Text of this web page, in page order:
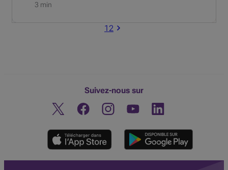
3 min
1 2
Suivez-nous sur
Twitter FacebookInstagramDécouvrez notre chaine
Linkedin